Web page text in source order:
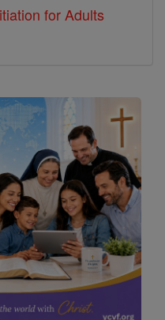
for Adults